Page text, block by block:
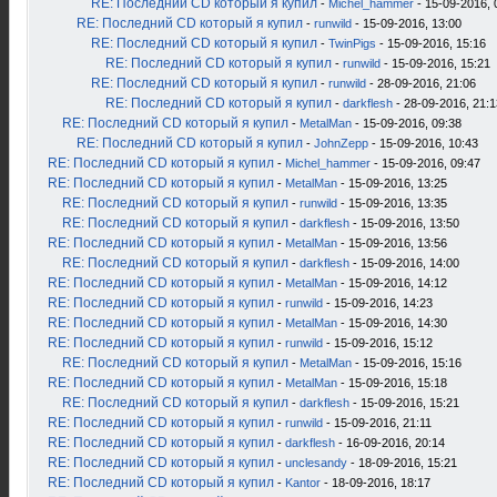
RE: Последний CD который я купил - Michel_hammer - 15-09-2016,
RE: Последний CD который я купил - runwild - 15-09-2016, 13:00
RE: Последний CD который я купил - TwinPigs - 15-09-2016, 15:16
RE: Последний CD который я купил - runwild - 15-09-2016, 15:21
RE: Последний CD который я купил - runwild - 28-09-2016, 21:06
RE: Последний CD который я купил - darkflesh - 28-09-2016,
RE: Последний CD который я купил - MetalMan - 15-09-2016, 09:38
RE: Последний CD который я купил - JohnZepp - 15-09-2016, 10:43
RE: Последний CD который я купил - Michel_hammer - 15-09-2016, 09:47
RE: Последний CD который я купил - MetalMan - 15-09-2016, 13:25
RE: Последний CD который я купил - runwild - 15-09-2016, 13:35
RE: Последний CD который я купил - darkflesh - 15-09-2016, 13:50
RE: Последний CD который я купил - MetalMan - 15-09-2016, 13:56
RE: Последний CD который я купил - darkflesh - 15-09-2016, 14:00
RE: Последний CD который я купил - MetalMan - 15-09-2016, 14:12
RE: Последний CD который я купил - runwild - 15-09-2016, 14:23
RE: Последний CD который я купил - MetalMan - 15-09-2016, 14:30
RE: Последний CD который я купил - runwild - 15-09-2016, 15:12
RE: Последний CD который я купил - MetalMan - 15-09-2016, 15:16
RE: Последний CD который я купил - MetalMan - 15-09-2016, 15:18
RE: Последний CD который я купил - darkflesh - 15-09-2016, 15:21
RE: Последний CD который я купил - runwild - 15-09-2016, 21:11
RE: Последний CD который я купил - darkflesh - 16-09-2016, 20:14
RE: Последний CD который я купил - unclesandy - 18-09-2016, 15:21
RE: Последний CD который я купил - Kantor - 18-09-2016, 18:17